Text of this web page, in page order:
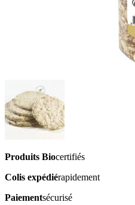
Produits Biocertifiés
Colis expédiérapidement
Paiementsécurisé